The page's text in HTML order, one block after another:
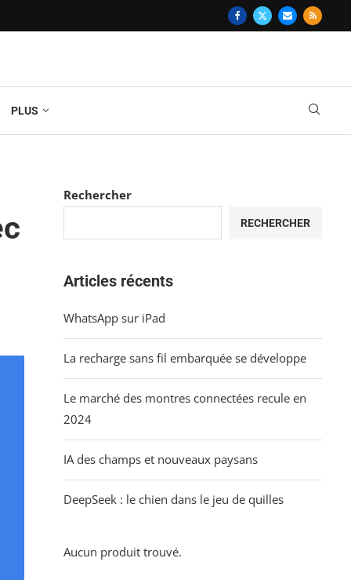
PLUS
Rechercher
RECHERCHER
Articles récents
WhatsApp sur iPad
La recharge sans fil embarquée se développe
Le marché des montres connectées recule en
2024
IA des champs et nouveaux paysans
DeepSeek : le chien dans le jeu de quilles
Aucun produit trouvé.